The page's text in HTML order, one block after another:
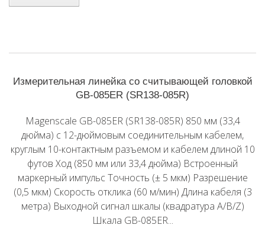
Измерительная линейка со считывающей головкой
GB-085ER (SR138-085R)
Magenscale GB-085ER (SR138-085R) 850 мм (33,4
дюйма) с 12-дюймовым соединительным кабелем,
круглым 10-контактным разъемом и кабелем длиной 10
футов Ход (850 мм или 33,4 дюйма) Встроенный
маркерный импульс Точность (± 5 мкм) Разрешение
(0,5 мкм) Скорость отклика (60 м/мин) Длина кабеля (3
метра) Выходной сигнал шкалы (квадратура A/B/Z)
Шкала GB-085ER...